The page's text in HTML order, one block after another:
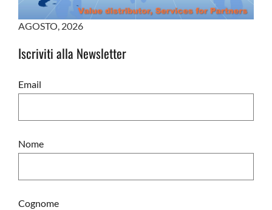
AGOSTO, 2026
Iscriviti alla Newsletter
Email
Nome
Cognome